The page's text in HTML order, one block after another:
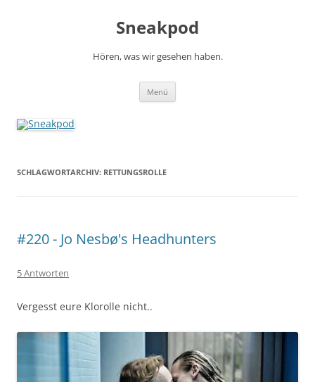
Sneakpod
Hören, was wir gesehen haben.
Menü
SCHLAGWORTARCHIV: RETTUNGSROLLE
#220 - Jo Nesbø's Headhunters
5 Antworten
Vergesst eure Klorolle nicht..